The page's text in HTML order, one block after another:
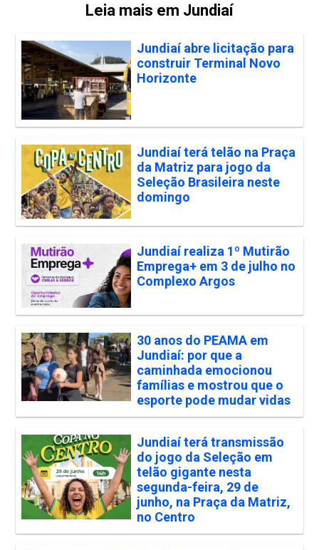
Leia mais em Jundiaí
Jundiaí abre licitação para
construir Terminal Novo
Horizonte
Jundiaí terá telão na Praça
da Matriz para jogo da
Seleção Brasileira neste
domingo
Jundiaí realiza 1º Mutirão
Emprega+ em 3 de julho no
Complexo Argos
30 anos do PEAMA em
Jundiaí: por que a
caminhada emocionou
famílias e mostrou que o
esporte pode mudar vidas
Jundiaí terá transmissão
do jogo da Seleção em
telão gigante nesta
segunda-feira, 29 de
junho, na Praça da Matriz,
no Centro